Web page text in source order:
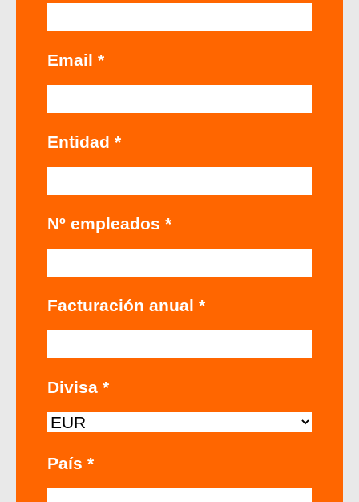
Email *
Entidad *
Nº empleados *
Facturación anual *
Divisa *
País *